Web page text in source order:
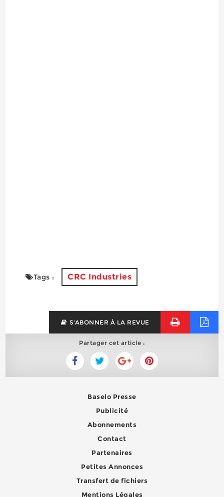
Tags : CRC Industries
S'ABONNER À LA REVUE
Partager cet article :
Baselo Presse
Publicité
Abonnements
Contact
Partenaires
Petites Annonces
Transfert de fichiers
Mentions Légales